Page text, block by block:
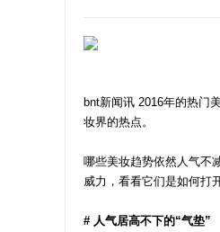
bnt新闻讯 2016年的热门
妆界的热点。
哪些美妆趋势依然人气不
威力，看看它们是如何打
# 人气居高不下的“气垫”